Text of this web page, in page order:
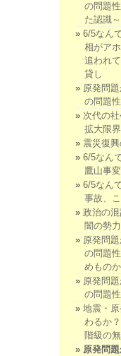
の問題
た認識～
6/5なん
相がア
追われ
貸し
原発問
の問題
次代の
拡大限
震災復
6/5なん
鷹山事
6/5なん
事故、
政治の
闇の勢
原発問
の問題
めものか
原発問
の問題
地震・
わるか
階級の
原発問